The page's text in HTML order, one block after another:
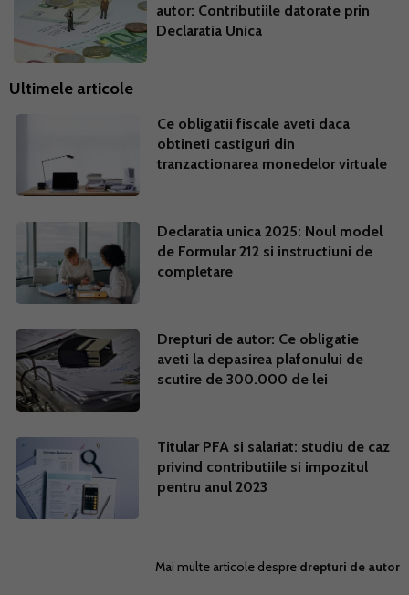
autor: Contributiile datorate prin
Declaratia Unica
Ultimele articole
Ce obligatii fiscale aveti daca
obtineti castiguri din
tranzactionarea monedelor virtuale
Declaratia unica 2025: Noul model
de Formular 212 si instructiuni de
completare
Drepturi de autor: Ce obligatie
aveti la depasirea plafonului de
scutire de 300.000 de lei
Titular PFA si salariat: studiu de caz
privind contributiile si impozitul
pentru anul 2023
Mai multe articole despre drepturi de autor